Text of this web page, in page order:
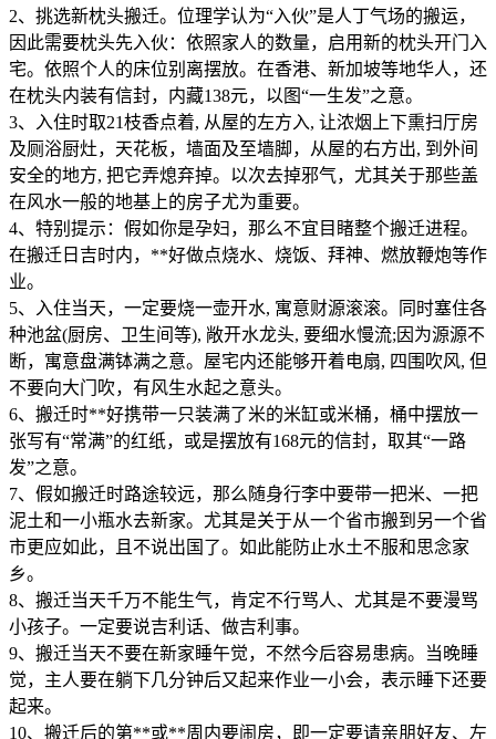
2、挑选新枕头搬迁。位理学认为“入伙”是人丁气场的搬运，
因此需要枕头先入伙：依照家人的数量，启用新的枕头开门入
宅。依照个人的床位别离摆放。在香港、新加坡等地华人，还
在枕头内装有信封，内藏138元，以图“一生发”之意。
3、入住时取21枝香点着, 从屋的左方入, 让浓烟上下熏扫厅房
及厕浴厨灶，天花板，墙面及至墙脚，从屋的右方出, 到外间
安全的地方, 把它弄熄弃掉。以次去掉邪气，尤其关于那些盖
在风水一般的地基上的房子尤为重要。
4、特别提示：假如你是孕妇，那么不宜目睹整个搬迁进程。
在搬迁日吉时内，**好做点烧水、烧饭、拜神、燃放鞭炮等作
业。
5、入住当天，一定要烧一壶开水, 寓意财源滚滚。同时塞住各
种池盆(厨房、卫生间等), 敞开水龙头, 要细水慢流;因为源源不
断，寓意盘满钵满之意。屋宅内还能够开着电扇, 四围吹风, 但
不要向大门吹，有风生水起之意头。
6、搬迁时**好携带一只装满了米的米缸或米桶，桶中摆放一
张写有“常满”的红纸，或是摆放有168元的信封，取其“一路
发”之意。
7、假如搬迁时路途较远，那么随身行李中要带一把米、一把
泥土和一小瓶水去新家。尤其是关于从一个省市搬到另一个省
市更应如此，且不说出国了。如此能防止水土不服和思念家
乡。
8、搬迁当天千万不能生气，肯定不行骂人、尤其是不要漫骂
小孩子。一定要说吉利话、做吉利事。
9、搬迁当天不要在新家睡午觉，不然今后容易患病。当晚睡
觉，主人要在躺下几分钟后又起来作业一小会，表示睡下还要
起来。
10、搬迁后的第**或**周内要闹房，即一定要请亲朋好友、左